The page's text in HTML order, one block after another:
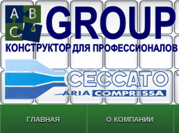
ГЛАВНАЯ О КОМПАНИИ